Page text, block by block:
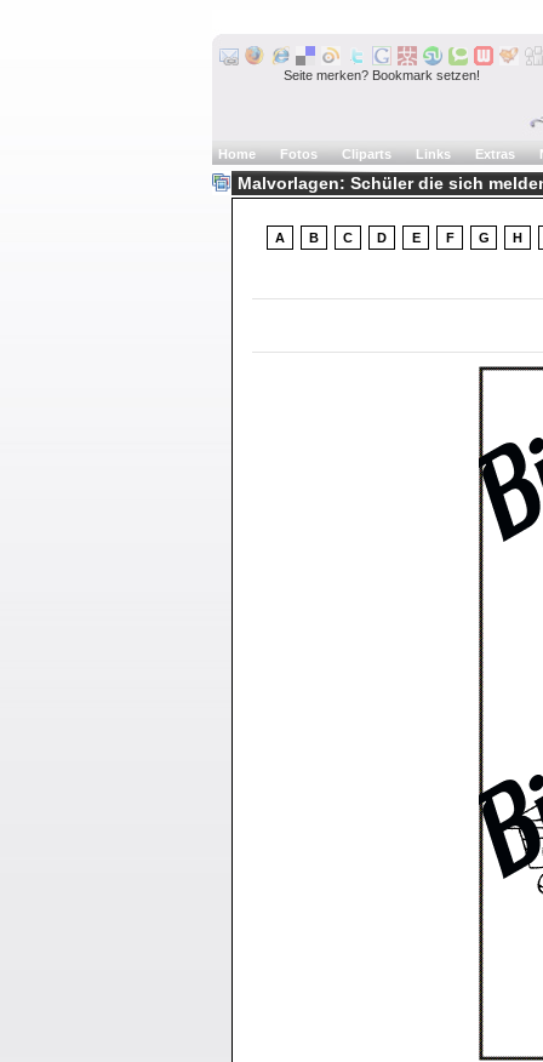
Seite merken? Bookmark setzen!
Home Fotos Cliparts Links Extras
Malvorlagen: Schüler die sich
A B C D E F G H